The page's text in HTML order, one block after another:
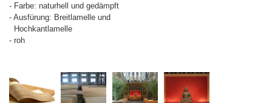
- Farbe: naturhell und gedämpft
- Ausfürung: Breitlamelle und
Hochkantlamelle
- roh